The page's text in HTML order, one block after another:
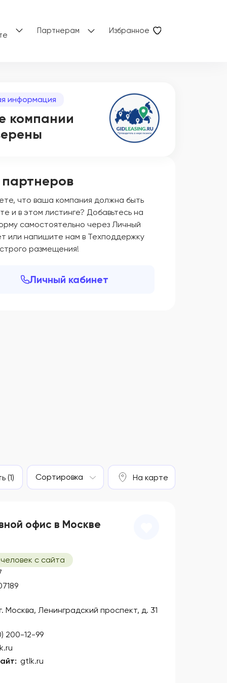
Партнерам Избранное
информация
компании
что ваша компания должна быть
и в этом листинге? Добавьтесь на
самостоятельно через Личный
или напишите нам в Техподдержку
размещения!
Личный кабинет
(1) Сортировка На карте
офис в Москве
с сайта
Москва, Ленинградский проспект, д. 31
200-12-99
gtlk.ru